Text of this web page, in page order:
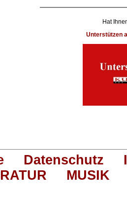
Hat
Unterstützen
Datenschutz
MUSIK